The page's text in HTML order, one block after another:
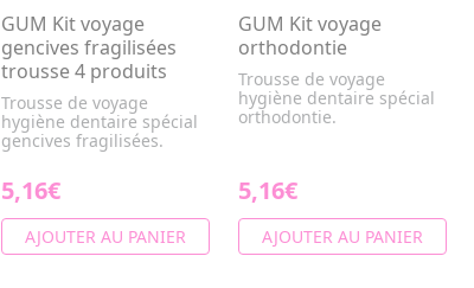
GUM Kit voyage
gencives fragilisées
trousse 4 produits
Trousse de voyage
hygiène dentaire spécial
gencives fragilisées.
5,16€
AJOUTER AU PANIER
GUM Kit voyage
orthodontie
Trousse de voyage
hygiène dentaire spécial
orthodontie.
5,16€
AJOUTER AU PANIER